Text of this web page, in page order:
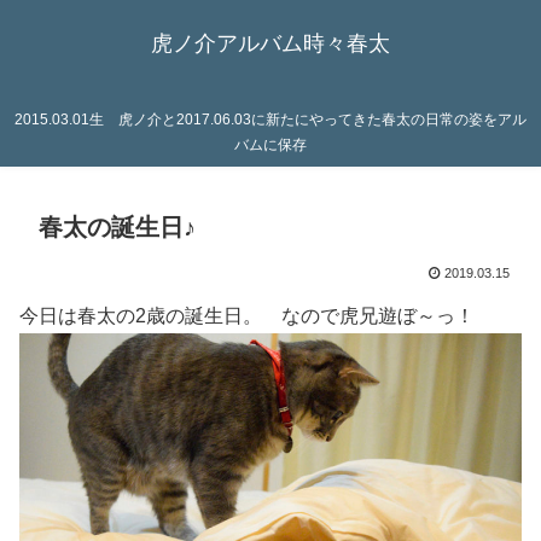
虎ノ介アルバム時々春太
2015.03.01生 虎ノ介と2017.06.03に新たにやってきた春太の日常の姿をアル
バムに保存
春太の誕生日♪
2019.03.15
今日は春太の2歳の誕生日。 なので虎兄遊ぼ～っ！